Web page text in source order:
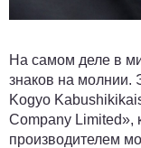
На самом деле в
знаков на молнии.
Kogyo
Company Limited»,
производителем